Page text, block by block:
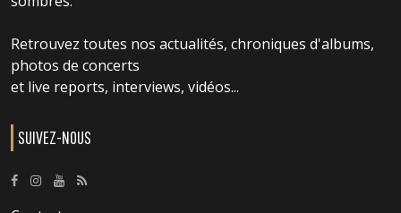
Retrouvez toutes nos actualités, chroniques d'albums,
photos de concerts
et live reports, interviews, vidéos...
SUIVEZ-NOUS